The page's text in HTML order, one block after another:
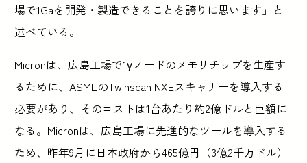
場で1Gaを開発・製造できることを誇りに思います」と
述べている。
Micronは、広島工場で1γノードのメモリチップを生産す
るために、ASMLのTwinscan NXEスキャナーを導入する
必要があり、そのコストは1台あたり約2億ドルと巨額に
なる。Micronは、広島工場に先進的なツールを導入する
ため、昨年9月に日本政府から465億円（3億2千万ドル）